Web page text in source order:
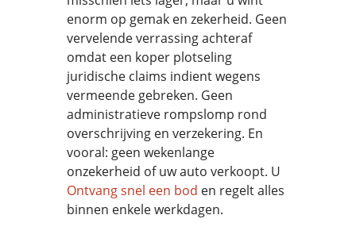
enorm op gemak en zekerheid. Geen
vervelende verrassing achteraf
omdat een koper plotseling
juridische claims indient wegens
vermeende gebreken. Geen
administratieve rompslomp rond
overschrijving en verzekering. En
vooral: geen wekenlange
onzekerheid of uw auto verkoopt. U
Ontvang snel een bod en regelt alles
binnen enkele werkdagen.